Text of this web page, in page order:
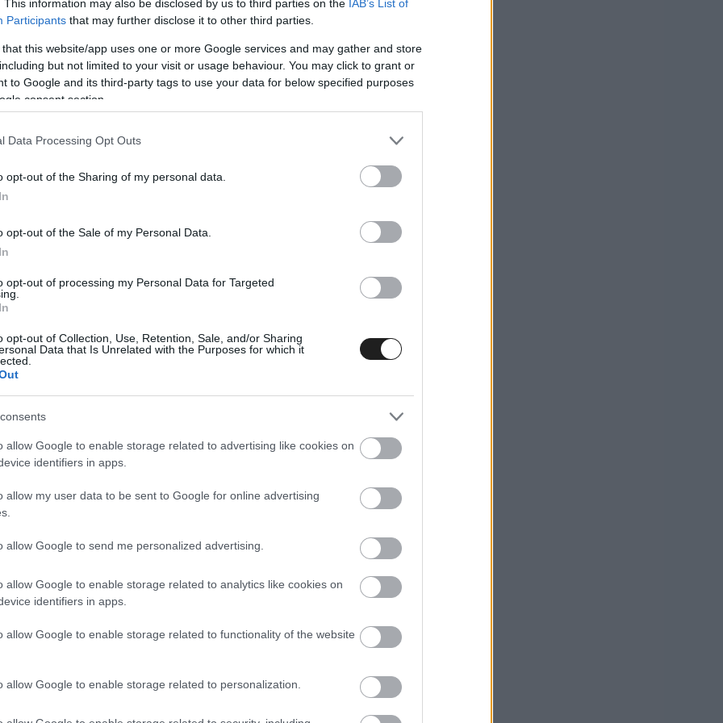
This information may also be disclosed by us to third parties on the IAB’s List of
Participants that may further disclose it to other third parties.
that this website/app uses one or more Google services and may gather and store
but not limited to your visit or usage behaviour. You may click to grant or
to Google and its third-party tags to use your data for below specified purposes
consent section.
Data Processing Opt Outs
opt-out of the Sharing of my personal data.
opt-out of the Sale of my Personal Data.
opt-out of processing my Personal Data for Targeted
opt-out of Collection, Use, Retention, Sale, and/or Sharing
Data that Is Unrelated with the Purposes for which it
allow Google to enable storage related to advertising like cookies on
identifiers in apps.
allow my user data to be sent to Google for online advertising
allow Google to send me personalized advertising.
allow Google to enable storage related to analytics like cookies on
identifiers in apps.
allow Google to enable storage related to functionality of the website
allow Google to enable storage related to personalization.
ÁPR. 13.
a Jaguar első
így megszerezte a Panasonic Jaguar Racing első győzelmét
Az új zélandi pilóta akkor került előnybe, amikor egy
a vége előtt. Kicsivel előtte mindketten felhasználták az
de [&hellip;]
büntetést kiosztottak a Sanya
után
sújtották a stewardok. A svájci pilótát azért büntették meg,
lökte meg Robin Frijns autóját, aki emiatt tehetetlenül hajtott
Grassi Audijának. Az Audi brazilja és az Envision Virgin
[&hellip;]
MÁRC. 23.